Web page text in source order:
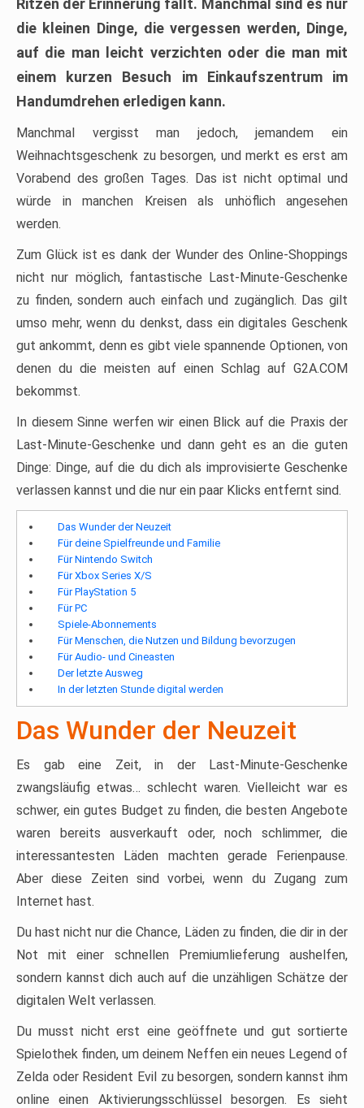
Ritzen der Erinnerung fällt. Manchmal sind es nur
die kleinen Dinge, die vergessen werden, Dinge,
auf die man leicht verzichten oder die man mit
einem kurzen Besuch im Einkaufszentrum im
Handumdrehen erledigen kann.
Manchmal vergisst man jedoch, jemandem ein
Weihnachtsgeschenk zu besorgen, und merkt es erst am
Vorabend des großen Tages. Das ist nicht optimal und
würde in manchen Kreisen als unhöflich angesehen
werden.
Zum Glück ist es dank der Wunder des Online-Shoppings
nicht nur möglich, fantastische Last-Minute-Geschenke
zu finden, sondern auch einfach und zugänglich. Das gilt
umso mehr, wenn du denkst, dass ein digitales Geschenk
gut ankommt, denn es gibt viele spannende Optionen, von
denen du die meisten auf einen Schlag auf G2A.COM
bekommst.
In diesem Sinne werfen wir einen Blick auf die Praxis der
Last-Minute-Geschenke und dann geht es an die guten
Dinge: Dinge, auf die du dich als improvisierte Geschenke
verlassen kannst und die nur ein paar Klicks entfernt sind.
Das Wunder der Neuzeit
Für deine Spielfreunde und Familie
Für Nintendo Switch
Für Xbox Series X/S
Für PlayStation 5
Für PC
Spiele-Abonnements
Für Menschen, die Nutzen und Bildung bevorzugen
Für Audio- und Cineasten
Der letzte Ausweg
In der letzten Stunde digital werden
Das Wunder der Neuzeit
Es gab eine Zeit, in der Last-Minute-Geschenke
zwangsläufig etwas… schlecht waren. Vielleicht war es
schwer, ein gutes Budget zu finden, die besten Angebote
waren bereits ausverkauft oder, noch schlimmer, die
interessantesten Läden machten gerade Ferienpause.
Aber diese Zeiten sind vorbei, wenn du Zugang zum
Internet hast.
Du hast nicht nur die Chance, Läden zu finden, die dir in der
Not mit einer schnellen Premiumlieferung aushelfen,
sondern kannst dich auch auf die unzähligen Schätze der
digitalen Welt verlassen.
Du musst nicht erst eine geöffnete und gut sortierte
Spielothek finden, um deinem Neffen ein neues Legend of
Zelda oder Resident Evil zu besorgen, sondern kannst ihm
online einen Aktivierungsschlüssel besorgen. Es sieht